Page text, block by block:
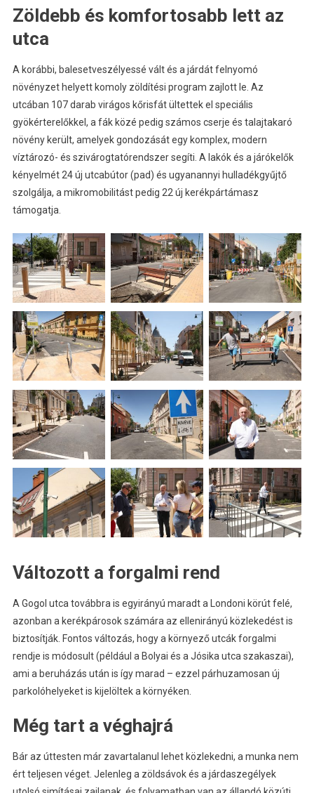
Zöldebb és komfortosabb lett az
utca
A korábbi, balesetveszélyessé vált és a járdát felnyomó
növényzet helyett komoly zöldítési program zajlott le. Az
utcában 107 darab virágos kőrisfát ültettek el speciális
gyökérterelőkkel, a fák közé pedig számos cserje és talajtakaró
növény került, amelyek gondozását egy komplex, modern
víztározó- és szivárogtatórendszer segíti. A lakók és a járókelők
kényelmét 24 új utcabútor (pad) és ugyanannyi hulladékgyűjtő
szolgálja, a mikromobilitást pedig 22 új kerékpártámasz
támogatja.
Változott a forgalmi rend
A Gogol utca továbbra is egyirányú maradt a Londoni körút felé,
azonban a kerékpárosok számára az ellenirányú közlekedést is
biztosítják. Fontos változás, hogy a környező utcák forgalmi
rendje is módosult (például a Bolyai és a Jósika utca szakaszai),
ami a beruházás után is így marad – ezzel párhuzamosan új
parkolóhelyeket is kijelöltek a környéken.
Még tart a véghajrá
Bár az úttesten már zavartalanul lehet közlekedni, a munka nem
ért teljesen véget. Jelenleg a zöldsávok és a járdaszegélyek